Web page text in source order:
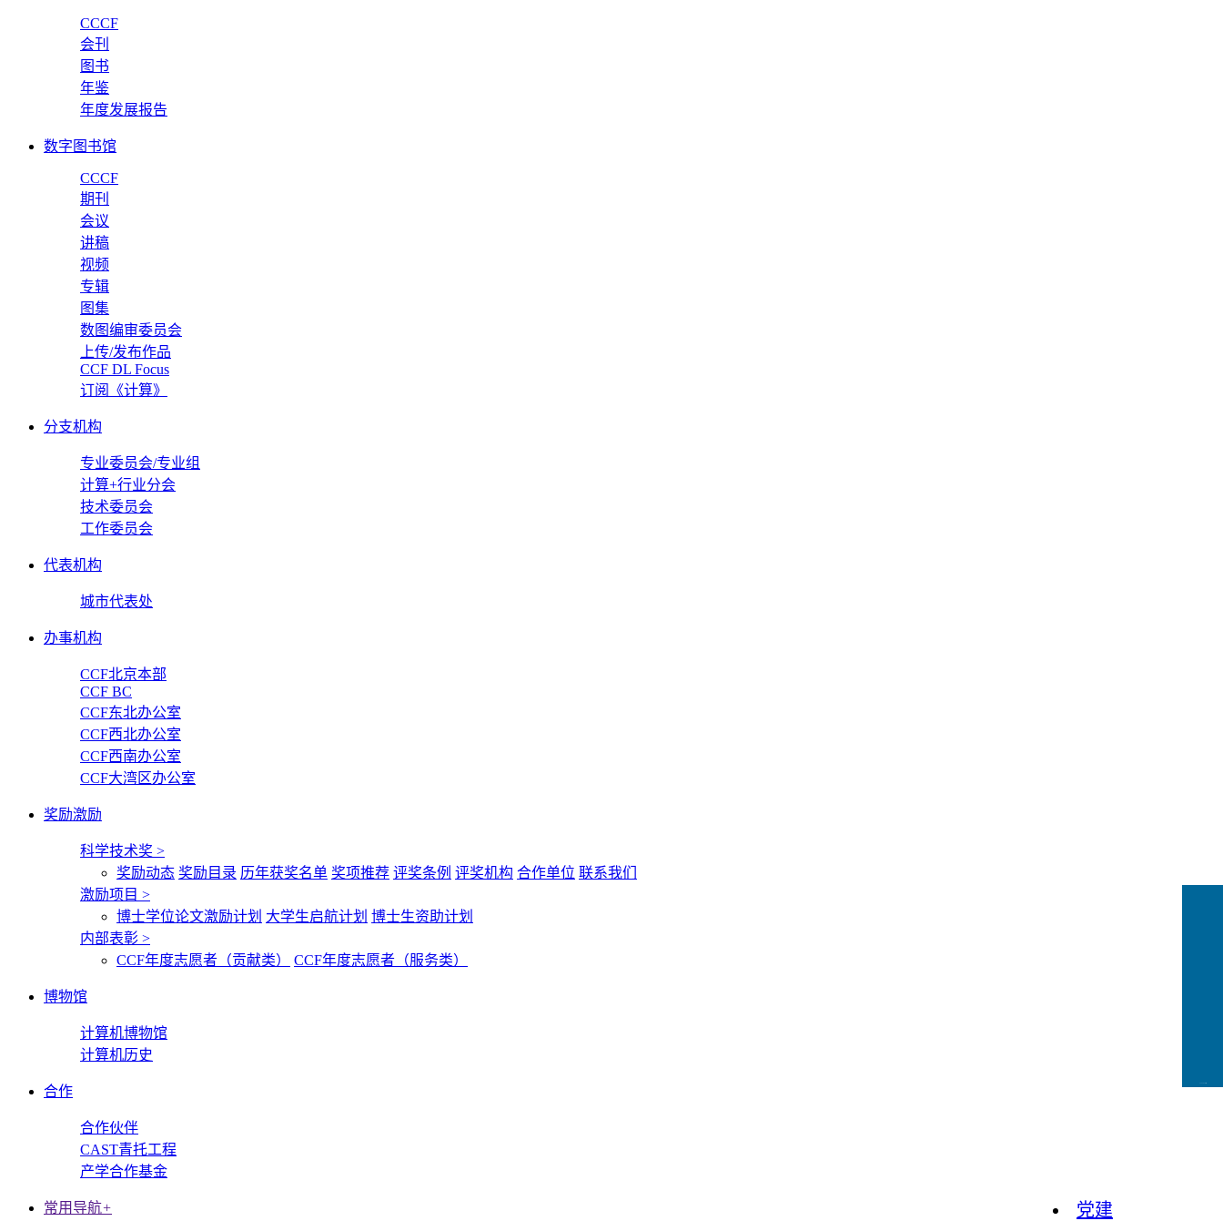
CCCF
会刊
图书
年鉴
年度发展报告
数字图书馆
CCCF
期刊
会议
讲稿
视频
专辑
图集
数图编审委员会
上传/发布作品
CCF DL Focus
订阅《计算》
分支机构
专业委员会/专业组
计算+行业分会
技术委员会
工作委员会
代表机构
城市代表处
办事机构
CCF北京本部
CCF BC
CCF东北办公室
CCF西北办公室
CCF西南办公室
CCF大湾区办公室
奖励激励
科学技术奖 >
奖励动态 奖励目录 历年获奖名单 奖项推荐 评奖条例 评奖机构 合作单位 联系我们
激励项目 >
博士学位论文激励计划 大学生启航计划 博士生资助计划
内部表彰 >
CCF年度志愿者（贡献类）
CCF年度志愿者（服务类）
博物馆
计算机博物馆
计算机历史
合作
合作伙伴
CAST青托工程
产学合作基金
党建
常用导航+